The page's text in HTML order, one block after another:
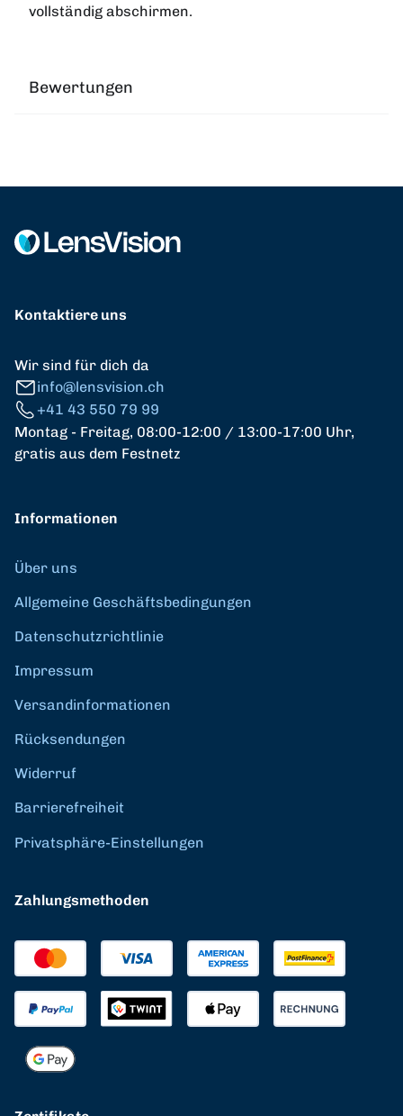
vollständig abschirmen.
Bewertungen
Kontaktiere uns
Wir sind für dich da
info@lensvision.ch
+41 43 550 79 99
Montag - Freitag, 08:00-12:00 / 13:00-17:00 Uhr,
gratis aus dem Festnetz
Informationen
Über uns
Allgemeine Geschäftsbedingungen
Datenschutzrichtlinie
Impressum
Versandinformationen
Rücksendungen
Widerruf
Barrierefreiheit
Privatsphäre-Einstellungen
Zahlungsmethoden